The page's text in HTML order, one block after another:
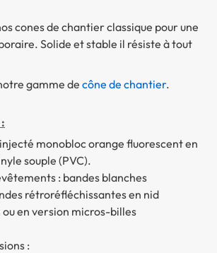
cones de chantier classique pour une
Solide et stable il résiste à tout
gamme de cône de chantier.
monobloc orange fluorescent en
souple (PVC).
: bandes blanches
rétroréfléchissantes en nid
ou en version micros-billes
: